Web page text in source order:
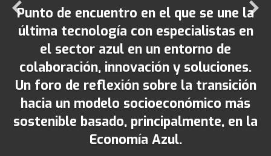
24 de septiembre
25 de septiembre
26 de septiembre
Participantes
Ponentes
Entidades participantes
Punto de encuentro en el que se une la
última tecnología con especialistas en
el sector azul en un entorno de
colaboración, innovación y soluciones.
Un foro de reflexión sobre la transición
hacia un modelo socioeconómico más
sostenible basado, principalmente, en la
Economía Azul.